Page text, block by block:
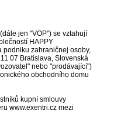
jen "VOP") se vztahují
HAPPY
podniku zahraničnej osoby,
07 Bratislava, Slovenská
nebo "prodávající")
obchodního domu
kupní smlouvy
www.exentri.cz mezi